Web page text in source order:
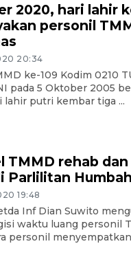
2020, hari lahir
personil
20:34
ke-109 Kodim 0210
pada 5 Oktober 2005
lahir putri kembar tiga ...
TMMD rehab
Parlilitan
19:48
Inf Dian Suwito
waktu luang personil
personil menyempatkan
IDAI perkuat
dokter tangani
jantung anak